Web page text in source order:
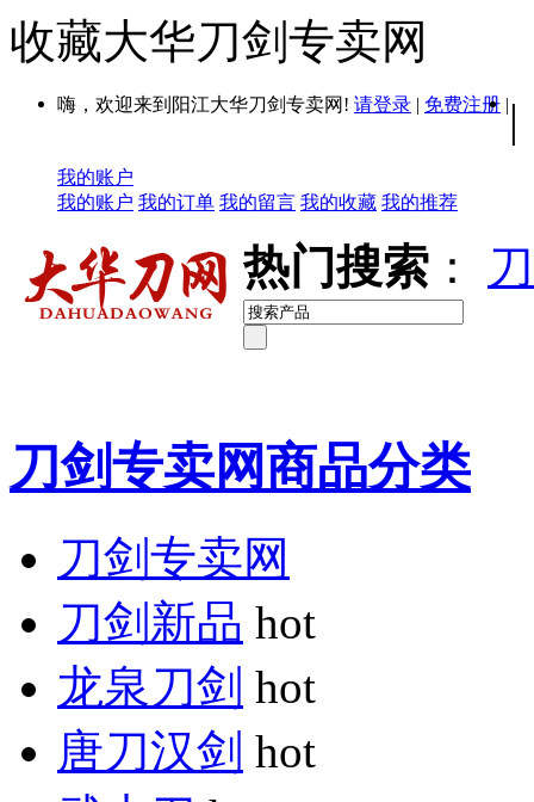
收藏大华刀剑专卖网
嗨，欢迎来到阳江大华刀剑专卖网! 请登录 | 免费注册 | |
我的账户
我的账户 我的订单 我的留言 我的收藏 我的推荐
热门搜索 ：
刀剑专卖网商品分类
刀剑专卖网
刀剑新品 hot
龙泉刀剑 hot
唐刀汉剑 hot